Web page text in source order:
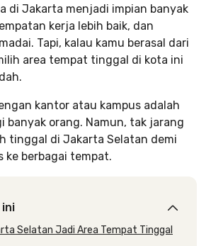
di Jakarta menjadi impian banyak
kerja lebih baik, dan
Tapi, kalau kamu berasal dari
area tempat tinggal di kota ini
kantor atau kampus adalah
banyak orang. Namun, tak jarang
tinggal di Jakarta Selatan demi
ke berbagai tempat.
ini
Selatan Jadi Area Tempat Tinggal